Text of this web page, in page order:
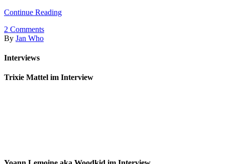
Continue Reading
2 Comments
By Jan Who
Interviews
Trixie Mattel im Interview